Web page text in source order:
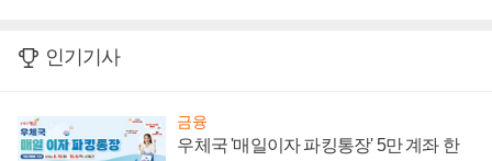
인기기사
금융
우체국 '매일이자 파킹통장' 5만 계좌 한